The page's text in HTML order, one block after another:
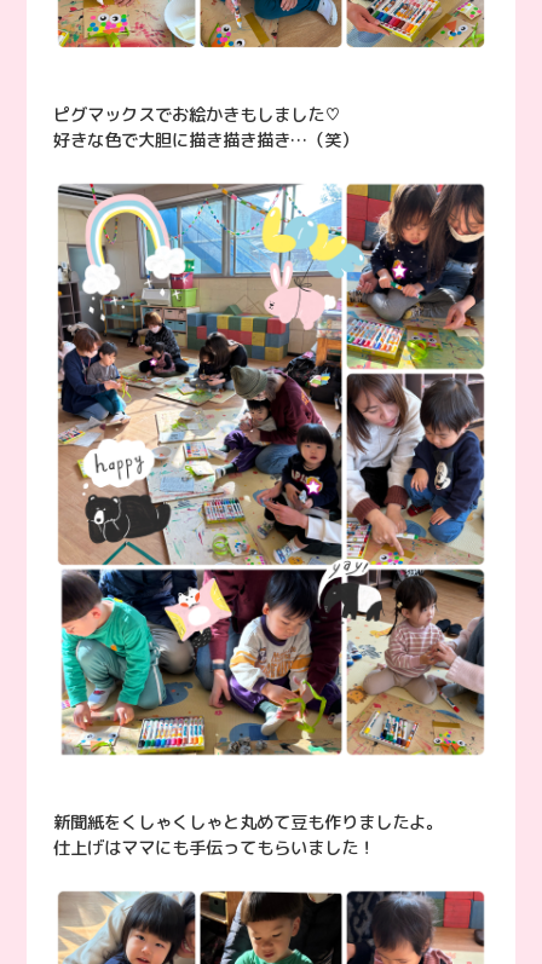
ピグマックスでお絵かきもしました♡
好きな色で大胆に描き描き描き…（笑）
新聞紙をくしゃくしゃと丸めて豆も作りましたよ。
仕上げはママにも手伝ってもらいました！